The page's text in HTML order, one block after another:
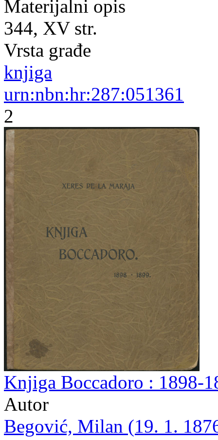
Materijalni opis
344, XV str.
Vrsta građe
knjiga
urn:nbn:hr:287:051361
2
Knjiga Boccadoro : 1898-
Autor
Begović, Milan (19. 1.